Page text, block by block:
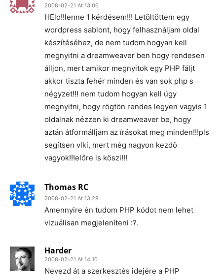
2008-02-21 At 13:06
HElo!!lenne 1 kérdésem!!! Letöltöttem egy
wordpress sablont, hogy felhasználjam oldal
készítéséhez, de nem tudom hogyan kell
megnyitni a dreamweaver ben hogy rendesen
álljon, mert amikor megnyitok egy PHP fáljt
akkor tiszta fehér minden és van sok php s
négyzet!!! nem tudom hogyan kell úgy
megnyitni, hogy rögtön rendes legyen vagyis 1
oldalnak nézzen ki dreamweaver be, hogy
aztán átformálljam az írásokat meg minden!!!pls
segítsen vlki, mert még nagyon kezdő
vagyok!!!előre is köszi!!!
Thomas RC
2008-02-21 At 13:29
Amennyire én tudom PHP kódot nem lehet
vizuálisan megjeleníteni :?.
Harder
2008-02-21 At 14:10
Nevezd át a szerkesztés idejére a PHP